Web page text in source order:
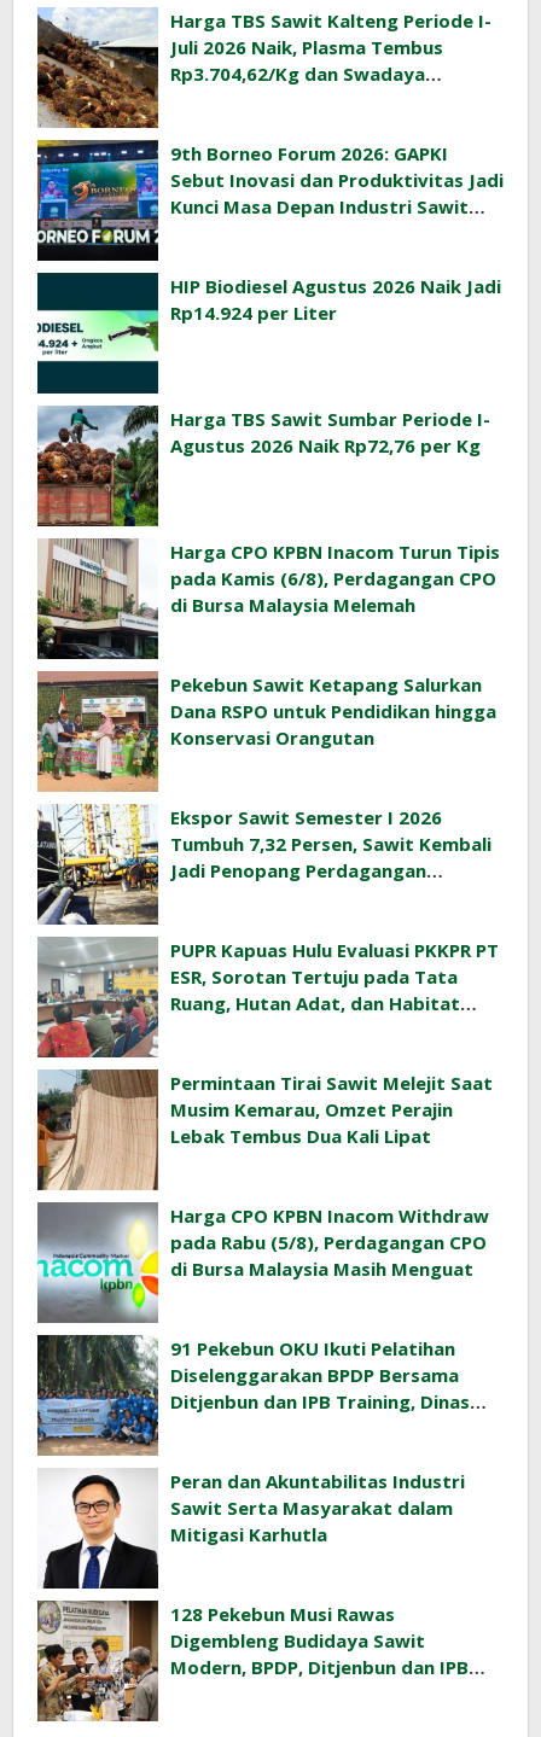
Harga TBS Sawit Kalteng Periode I-
Juli 2026 Naik, Plasma Tembus
Rp3.704,62/Kg dan Swadaya
9th Borneo Forum 2026: GAPKI
Sebut Inovasi dan Produktivitas Jadi
Kunci Masa Depan Industri Sawit
HIP Biodiesel Agustus 2026 Naik Jadi
Rp14.924 per Liter
Harga TBS Sawit Sumbar Periode I-
Agustus 2026 Naik Rp72,76 per Kg
Harga CPO KPBN Inacom Turun Tipis
pada Kamis (6/8), Perdagangan CPO
di Bursa Malaysia Melemah
Pekebun Sawit Ketapang Salurkan
Dana RSPO untuk Pendidikan hingga
Konservasi Orangutan
Ekspor Sawit Semester I 2026
Tumbuh 7,32 Persen, Sawit Kembali
Jadi Penopang Perdagangan
PUPR Kapuas Hulu Evaluasi PKKPR PT
ESR, Sorotan Tertuju pada Tata
Ruang, Hutan Adat, dan Habitat
Permintaan Tirai Sawit Melejit Saat
Musim Kemarau, Omzet Perajin
Lebak Tembus Dua Kali Lipat
Harga CPO KPBN Inacom Withdraw
pada Rabu (5/8), Perdagangan CPO
di Bursa Malaysia Masih Menguat
91 Pekebun OKU Ikuti Pelatihan
Diselenggarakan BPDP Bersama
Ditjenbun dan IPB Training, Dinas
Peran dan Akuntabilitas Industri
Sawit Serta Masyarakat dalam
Mitigasi Karhutla
128 Pekebun Musi Rawas
Digembleng Budidaya Sawit
Modern, BPDP, Ditjenbun dan IPB